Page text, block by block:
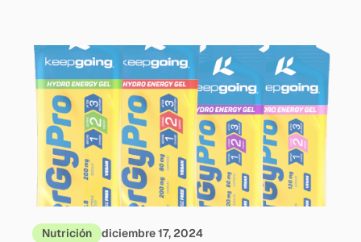
Nutrición diciembre 17, 2024